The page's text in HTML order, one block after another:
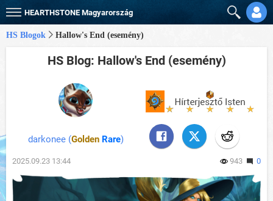
HEARTHSTONE Magyarország
HS Blogok Hallow's End (esemény)
HS Blog: Hallow's End (esemény)
darkonee (Golden Rare)
2025.09.23 13:44 943 0